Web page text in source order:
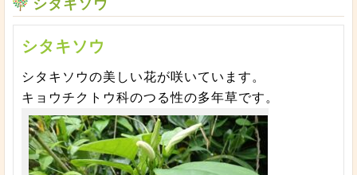
シタキソウ
シタキソウ
シタキソウの美しい花が咲いています。
キョウチクトウ科のつる性の多年草です。